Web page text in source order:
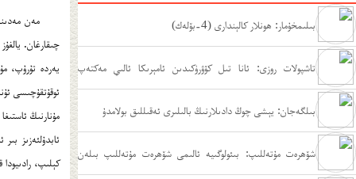
بىلىمخۇمار: ھونلار كالېندارى (4-بۆلەك)
تاشپولات روزى: ئانا تىل كۆۋرۈكىدىن ئامېرىكا ئالىي مەكتەپ
مۇدىرلىقىغىچەبىلگەجان: يېشى چوڭ دادىلارنىڭ بالىلىرى ئەقىللىق بولامدۇ
شۆھرەت مۇتەللىپ: بىئولوگىيە ئالىمى شۆھرەت مۇتەللىپ بىلەن
مەن
يەردە تۇرۇپ،
ئوقۇتقۇچىسى
مۇنارنىڭ
ئابدۇلئەزىز
كېلىپ،